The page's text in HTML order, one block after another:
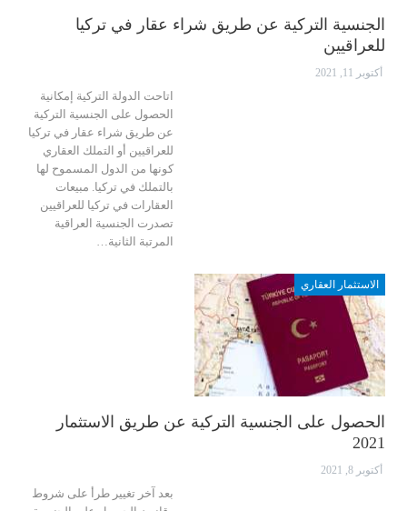
الجنسية التركية عن طريق شراء عقار في تركيا
للعراقيين
أكتوبر 11, 2021
اتاحت الدولة التركية إمكانية
الحصول على الجنسية التركية
عن طريق شراء عقار في تركيا
للعراقيين أو التملك العقاري
كونها من الدول المسموح لها
بالتملك في تركيا. مبيعات
العقارات في تركيا للعراقيين
تصدرت الجنسية العراقية
المرتبة الثانية…
الاستثمار العقاري
الحصول على الجنسية التركية عن طريق الاستثمار
2021
أكتوبر 8, 2021
بعد آخر تغيير طرأ على شروط